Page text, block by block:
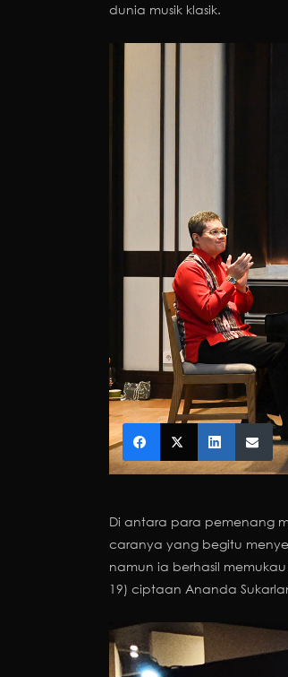
dunia musik klasik.
Di antara para pemenang
caranya yang begitu
namun ia berhasil
19) ciptaan Ananda